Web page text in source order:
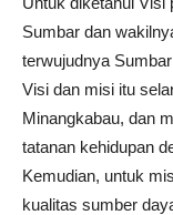
Sumbar dan
terwujudnya
Visi dan misi itu
Minangkabau, dan
tatanan kehidupan
Kemudian, untuk
kualitas sumber